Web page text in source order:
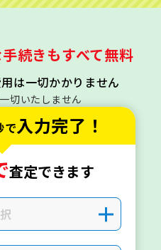
続きもすべて無料
は一切かかりません
切いたしません
で入力完了！
査定できます
＋